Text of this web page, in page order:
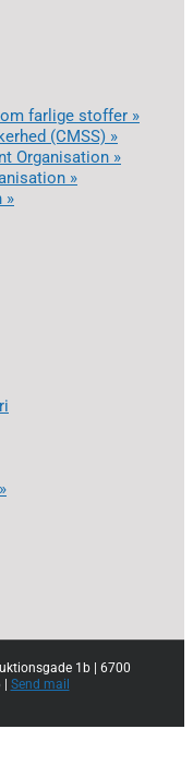
farlige stoffer »
(CMSS) »
Organisation »
»
»
1b | 6700
Send mail